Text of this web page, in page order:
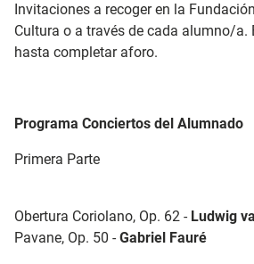
Invitaciones a recoger en la
Cultura o a través de cada alumno/a.
hasta completar aforo.
Programa Conciertos del Alumnado
Primera Parte
Obertura Coriolano, Op. 62 - Ludwig
Pavane, Op. 50 -Gabriel Fauré